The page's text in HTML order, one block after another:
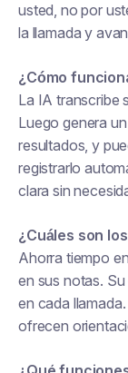
usted, no por
la llamada y
¿Cómo
La IA transcribe
Luego genera
resultados, y
registrarlo
clara sin
¿Cuáles son
Ahorra tiempo
en sus notas.
en cada
ofrecen